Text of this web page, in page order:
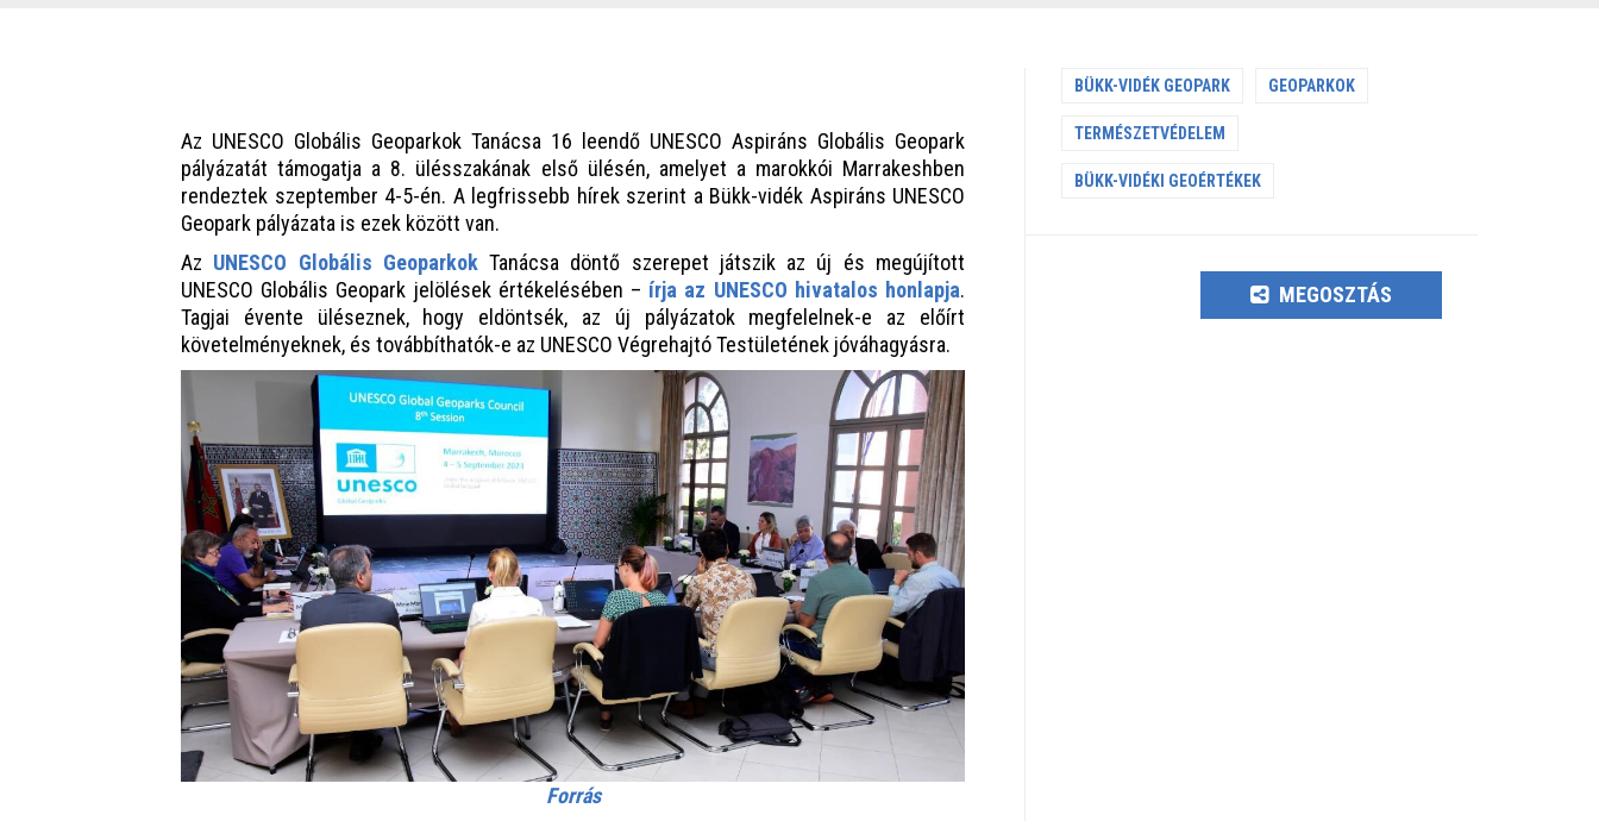
Az UNESCO Globális Geoparkok Tanácsa 16 leendő UNESCO Aspiráns Globális Geopark
pályázatát támogatja a 8. ülésszakának első ülésén, amelyet a marokkói Marrakeshben
rendeztek szeptember 4-5-én. A legfrissebb hírek szerint a Bükk-vidék Aspiráns UNESCO
Geopark pályázata is ezek között van.
Az UNESCO Globális GeoparkokTanácsa döntő szerepet játszik az új és megújított
UNESCO Globális Geopark jelölések értékelésében – írja az UNESCO hivatalos honlapja.
Tagjai évente üléseznek, hogy eldöntsék, az új pályázatok megfelelnek-e az előírt
követelményeknek, és továbbíthatók-e az UNESCO Végrehajtó Testületének jóváhagyásra.
Forrás
BÜKK-VIDÉK GEOPARK GEOPARKOK
TERMÉSZETVÉDELEM
BÜKK-VIDÉKI GEOÉRTÉKEK
MEGOSZTÁS